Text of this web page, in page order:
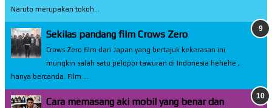
Naruto merupakan tokoh...
Sekilas pandang film Crows Zero
Crows Zero film dari Japan yang bertajuk kekerasan ini
mungkin salah satu pelopor tawuran di Indonesia hehehe ,
hanya bercanda. Film ...
Cara memasang aki mobil yang benar dan